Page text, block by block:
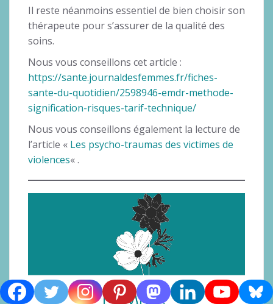
Il reste néanmoins essentiel de bien choisir son
thérapeute pour s’assurer de la qualité des
soins.
Nous vous conseillons cet article :
https://sante.journaldesfemmes.fr/fiches-
sante-du-quotidien/2598946-emdr-methode-
signification-risques-tarif-technique/
Nous vous conseillons également la lecture de
l’article « Les psycho-traumas des victimes de
violences« .